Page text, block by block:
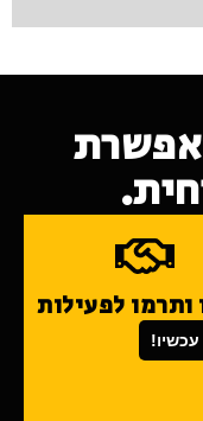
ותרמו לפעילות